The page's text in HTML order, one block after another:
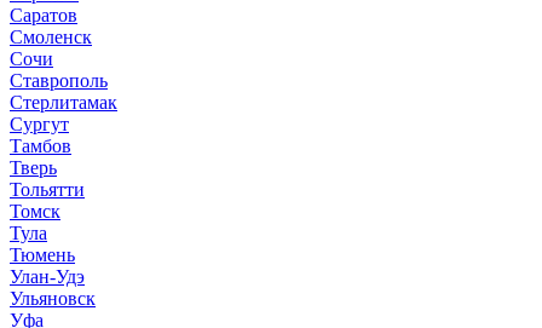
Саратов
Смоленск
Сочи
Ставрополь
Стерлитамак
Сургут
Тамбов
Тверь
Тольятти
Томск
Тула
Тюмень
Улан-Удэ
Ульяновск
Уфа